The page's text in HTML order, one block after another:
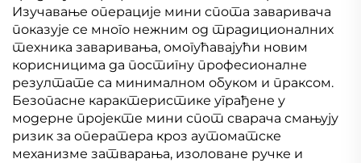
Изучавање операције мини спота заваривача
показује се много нежним од традиционалних
техника заваривања, омогућавајући новим
корисницима да постигну професионалне
резултате са минималном обуком и праксом.
Безопасне карактеристике уграђене у
модерне пројекте мини спот сварача смањују
ризик за оператера кроз аутоматске
механизме затварања, изоловане ручке и